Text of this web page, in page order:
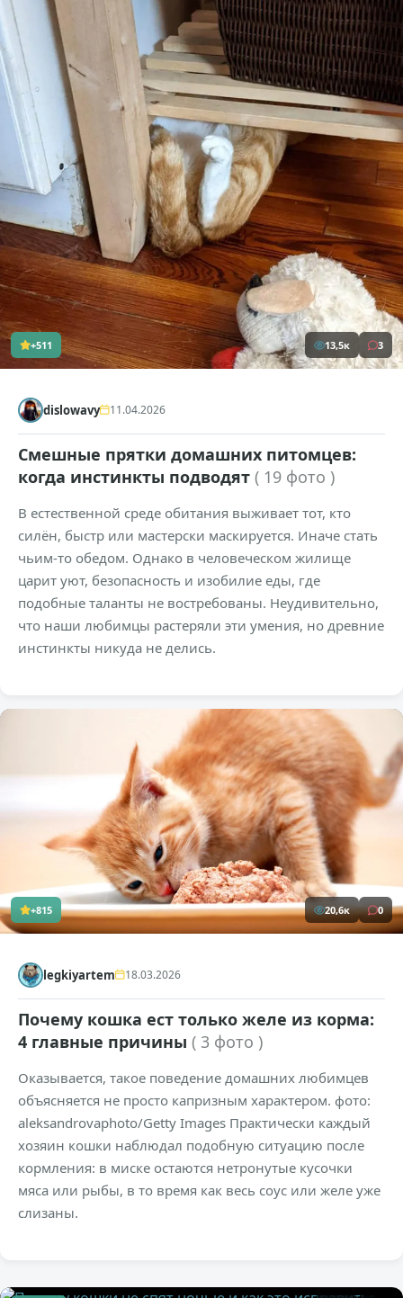
+511 13,5к 3
dislowavy 11.04.2026
Смешные прятки домашних питомцев:
когда инстинкты подводят ( 19 фото )
В естественной среде обитания выживает тот, кто
силён, быстр или мастерски маскируется. Иначе стать
чьим-то обедом. Однако в человеческом жилище
царит уют, безопасность и изобилие еды, где
подобные таланты не востребованы. Неудивительно,
что наши любимцы растеряли эти умения, но древние
инстинкты никуда не делись.
+815 20,6к 0
legkiyartem 18.03.2026
Почему кошка ест только желе из корма:
4 главные причины ( 3 фото )
Оказывается, такое поведение домашних любимцев
объясняется не просто капризным характером. фото:
aleksandrovaphoto/Getty Images Практически каждый
хозяин кошки наблюдал подобную ситуацию после
кормления: в миске остаются нетронутые кусочки
мяса или рыбы, в то время как весь соус или желе уже
слизаны.